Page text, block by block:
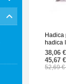
Hadica
hadica
38,06 €
45,67 €
52,69 €